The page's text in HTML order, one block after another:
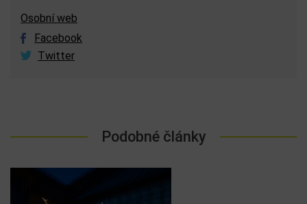
Osobní web
Facebook
Twitter
Podobné články